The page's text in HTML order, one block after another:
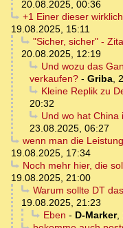
20.08.2025, 00:36
+1 Einer dieser
19.08.2025, 15:11
"Sicher, sicher" -
20.08.2025, 12:19
Und wozu das
verkaufen? - Griba,
Kleine Replik zu
20:32
Und wo hat
23.08.2025, 06:27
wenn man die
19.08.2025, 17:34
Noch mehr hier, die
19.08.2025, 21:00
Warum sollte DT
19.08.2025, 21:23
Eben - D-Marker,